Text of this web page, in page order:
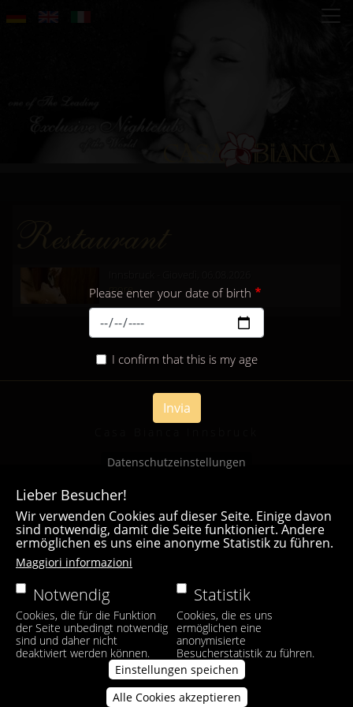
Please enter your date of birth
I confirm that this is my age
Invia
more...
Datenschutzeinstellungen
Lieber Besucher!
Wir verwenden Cookies auf dieser Seite. Einige davon
sind notwendig, damit die Seite funktioniert. Andere
ermöglichen es uns eine anonyme Statistik zu führen.
Maggiori informazioni
Notwendig
Cookies, die für die Funktion
der Seite unbedingt notwendig
sind und daher nicht
deaktiviert werden können.
Statistik
Cookies, die es uns
ermöglichen eine
anonymisierte
Besucherstatistik zu führen.
Einstellungen speichen
Alle Cookies akzeptieren